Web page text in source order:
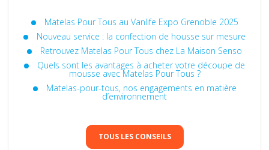
Matelas Pour Tous au Vanlife Expo Grenoble 2025
Nouveau service : la confection de housse sur mesure
Retrouvez Matelas Pour Tous chez La Maison Senso
Quels sont les avantages à acheter votre découpe de
mousse avec Matelas Pour Tous ?
Matelas-pour-tous, nos engagements en matière
d’environnement
TOUS LES CONSEILS